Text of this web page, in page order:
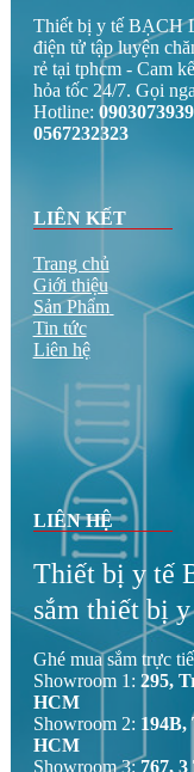
Thiết bị y tế BẠCH
điện tử tập luyện
rẻ tại tphcm - Cam
hỏa tốc 24/7. Gọi
Hotline:
0567232323
LIÊN KẾT
Trang chủ
Giới thiệu
Sản Phẩm
Tin tức
Liên hệ
LIÊN HỆ
Thiết bị y tế
sắm thiết bị
Ghé mua sắm trực
Showroom 1: 295,
HCM
Showroom 2:
HCM
Showroom 3:767,